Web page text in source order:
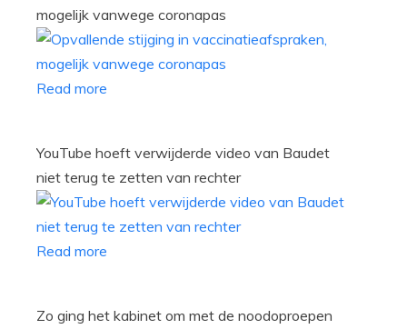
mogelijk vanwege coronapas
Read more
YouTube hoeft verwijderde video van Baudet
niet terug te zetten van rechter
Read more
Zo ging het kabinet om met de noodoproepen